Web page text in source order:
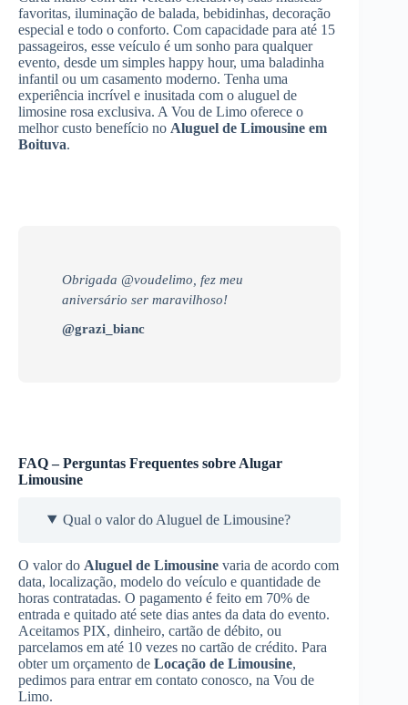
favoritas, iluminação de balada, bebidinhas, decoração
especial e todo o conforto. Com capacidade para até 15
passageiros, esse veículo é um sonho para qualquer
evento, desde um simples happy hour, uma baladinha
infantil ou um casamento moderno. Tenha uma
experiência incrível e inusitada com o aluguel de
limosine rosa exclusiva. A Vou de Limo oferece o
melhor custo benefício no Aluguel de Limousine em
Boituva.
Obrigada @voudelimo, fez meu
aniversário ser maravilhoso!
@grazi_bianc
FAQ – Perguntas Frequentes sobre Alugar
Limousine
Qual o valor do Aluguel de Limousine?
O valor do Aluguel de Limousine varia de acordo com
data, localização, modelo do veículo e quantidade de
horas contratadas. O pagamento é feito em 70% de
entrada e quitado até sete dias antes da data do evento.
Aceitamos PIX, dinheiro, cartão de débito, ou
parcelamos em até 10 vezes no cartão de crédito. Para
obter um orçamento de Locação de Limousine,
pedimos para entrar em contato conosco, na Vou de
Limo.